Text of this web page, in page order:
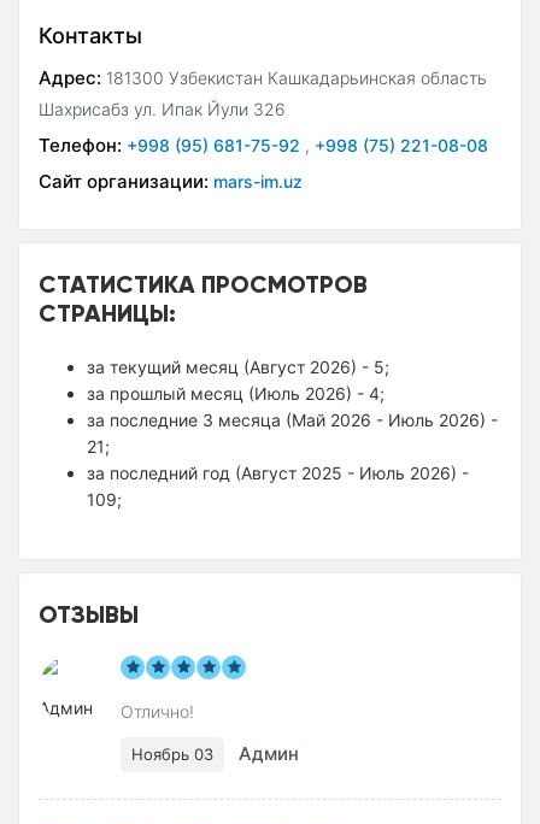
Контакты
Адрес: 181300 Узбекистан Кашкадарьинская область
Шахрисабз ул. Ипак Йули 326
Телефон: +998 (95) 681-75-92 , +998 (75) 221-08-08
Сайт организации: mars-im.uz
СТАТИСТИКА ПРОСМОТРОВ
СТРАНИЦЫ:
за текущий месяц (Август 2026) - 5;
за прошлый месяц (Июль 2026) - 4;
за последние 3 месяца (Май 2026 - Июль 2026) -
21;
за последний год (Август 2025 - Июль 2026) -
109;
ОТЗЫВЫ
Отлично!
Ноябрь 03 Админ